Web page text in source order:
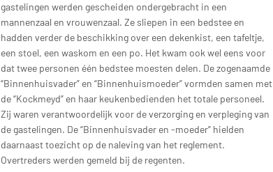
gastelingen werden gescheiden ondergebracht in een
mannenzaal en vrouwenzaal. Ze sliepen in een bedstee en
hadden verder de beschikking over een dekenkist, een tafeltje,
een stoel, een waskom en een po. Het kwam ook wel eens voor
dat twee personen één bedstee moesten delen. De zogenaamde
“Binnenhuisvader” en “Binnenhuismoeder” vormden samen met
de “Kockmeyd” en haar keukenbedienden het totale personeel.
Zij waren verantwoordelijk voor de verzorging en verpleging van
de gastelingen. De “Binnenhuisvader en -moeder” hielden
daarnaast toezicht op de naleving van het reglement.
Overtreders werden gemeld bij de regenten.